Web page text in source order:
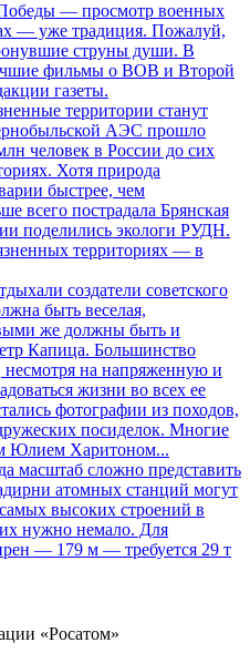
— просмотр военных
— уже традиция. Пожалуй,
струны души. В
фильмы о ВОВ и Второй
газеты.
территории станут
АЭС прошло
человек в России до сих
Хотя природа
быстрее, чем
всего пострадала Брянская
поделились экологи РУДН.
территориях — в
создатели советского
быть веселая,
же должны быть и
Капица. Большинство
несмотря на напряженную и
жизни во всех ее
фотографии из походов,
посиделок. Многие
Юлием Харитоном...
масштаб сложно представить
атомных станций могут
высоких строений в
нужно немало. Для
— 179 м — требуется 29 т
«Росатом»